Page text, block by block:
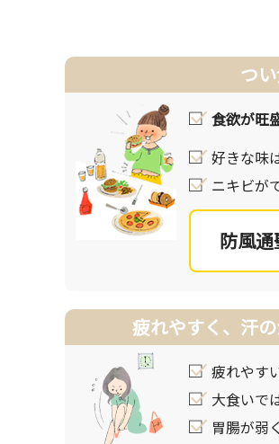
●改善アドバイス②食事
食事の時間はゆったりと、し
ものは胃熱（食欲旺盛な状態）
●改善アドバイス③ストレス解消
ストレスをため込まず、リラ
す。ストレスを上手に解消する
漢方の考え方
漢方では、食欲旺盛な状態
漢方薬は、過食や暴飲暴食を
太ってしまう原因や脂肪のつ
てみませんか。よりチェッ
つ
食欲が旺
好きな味
ニキビが
防風通
疲れやすく、汗
疲れやす
大食いで
胃腸が弱